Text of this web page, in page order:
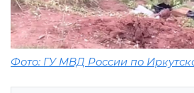
Фото: ГУ МВД России по